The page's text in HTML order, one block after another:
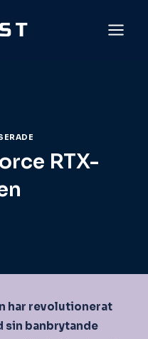
RTX-
har revolutionerat
sin banbrytande